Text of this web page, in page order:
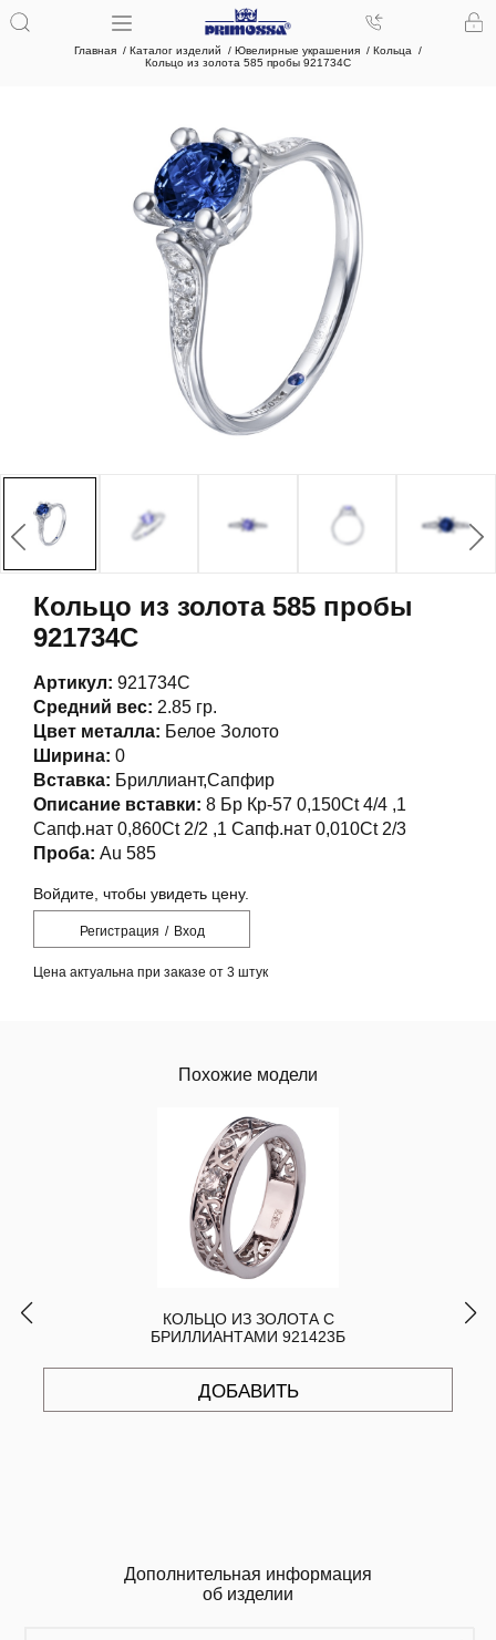
Главная Каталог изделий Ювелирные украшения
Кольца
Кольцо из золота 585 пробы 921734С
Кольцо из золота 585 пробы
921734С
Артикул: 921734С
Средний вес: 2.85 гр.
Цвет металла: Белое Золото
Ширина: 0
Вставка: Бриллиант,Сапфир
Описание вставки: 8 Бр Кр-57 0,150Ct 4/4 ,1
Сапф.нат 0,860Ct 2/2 ,1 Сапф.нат 0,010Ct 2/3
Проба: Au 585
Войдите, чтобы увидеть цену.
Регистрация / Вход
Цена актуальна при заказе от 3 штук
Похожие модели
КОЛЬЦО ИЗ ЗОЛОТА С
БРИЛЛИАНТАМИ 921423Б
ДОБАВИТЬ
Дополнительная информация
об изделии